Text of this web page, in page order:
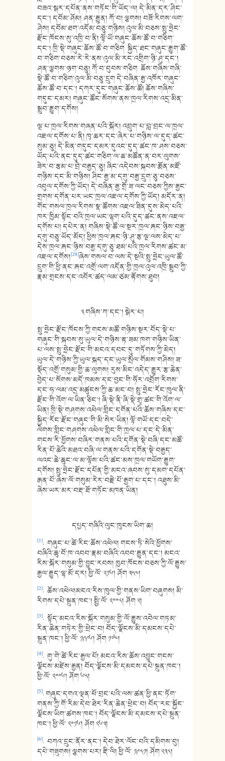
བཟའ་སྒར་དཔོན་ནས་གཏོང་གི་ཡོད་ལ། དེ་མིན་དར་ཤིང་
དང་། དབོམ་ཤོམ། ཤན་རྒྱུན། ཀོ་བ། ལྕགས། བཟོ་རིགས་ལག་
ཤེས། དབོམ་ཐག་འདོམ་བཅུ་གཉིས། འུལ་མི་བཅས་སྤུ་ཧྲེང་
རྫོང་ཁོངས་སུ་འཁྲི་བ་ནི། ལྟོ་ཡོ་གཞུང་ཆོས་ཚོ་བ་གཅིག་
དང་། ཁྲི་སྡེ་གཞུང་ཆོས་ཚོ་བ་གཅིག སྐྱིད་ཐང་གཞུང་རྒྱུག་ཚོ་
བ་གཅིག་བཅས་རེ་རེ་ནས་འུལ་མི་རང་འགྲིག་ཉི་ཤུ་དང་།
ཤན་ལྕགས་ཉག་བཅུ། ཀོ་བ་བུབས་གཅིག ཆོས་གཞིས་གཞི་
སྡེ་ཚོ་བ་གཅིག་འུལ་མི་བཅུ་དྲུག དེ་བཞིན་རྒྱ་འཁོར་གཞུང་
ཆོས་ཚོ་བ་དང་། དཀར་དུང་གཞུང་ཆོས་ཚོ། ཆོས་གཞིས་
གདུང་དམར། གཞུང་ཚོང་སོགས་ནས་ཁྲལ་རིགས་འདྲ་མིན་
སྒྲུབ་རྒྱུག་དགོས།
ལྔ་པ་ཁྲལ་རིགས་གཞན་པའི་སྐོར། འབྲུག་པ་བླ་བྲང་ལ་ཁྲལ་
འཇལ་དགོས་པ་ནི། ཁྭ་ཆར་དང་ཞེར་པ་གཉིས་ལ་དུད་ཚང་
སུམ་ཅུ། དེ་མིན་གདུང་དམར་དུའང་དུད་ཚང་ཁ་ཤས་བཅས་
ཡོད་པའི་ནང་དུད་ཚང་གཅིག་ལ་ཆ་མཚོན་ན་བར་ལུགས་
ཟེར་བ་རྩམ་པ་བྲེ་བརྒྱད་ཅུ། ཞིང་འདེབས་སྐབས་རྨོན་མཛོ་
གཉིས་དང་མི་གཉིས། ཤིང་རྒྱ་མ་དགུ་བརྒྱ་དྲུག་ཅུ་བཅས་
འབུལ་དགོས་ཀྱི་ཡོད། དེ་བཞིན་རྒྱ་གྲོ་ཟ་ལང་བཅས་ཀྱིས་རྒྱང་
གྲགས་དགོན་པར་ཡང་ཁྲལ་འཇལ་དགོས་ཀྱི་ཡོད། མདོར་ན།
གོང་གསལ་ཁྲལ་རིགས་སྣ་ཚོགས་འཇལ་ཟིན་དུས་མེད་པའི་
ཁར་ཁྱིམ་སྟོང་བའི་ཁྲལ་ཡང་ལྷག་པའི་དུད་ཚང་ནས་འཇལ་
དགོས་པ། དཔེར་ན། གཞིས་སྡེ་ཚོ་ལ་སྔར་ཁྲལ་རྐང་ཉིས་བརྒྱ་
དགུ་བཅུ་ཡོད་མོད། ཕྱིས་ཁྲལ་རྐང་ཉི་ཤུ་རྩ་ལྔ་ལས་མེད་པ་
དེས་ཁྲལ་རྐང་ཉིས་བརྒྱ་དགུ་ཅུ་ཐམ་པའི་ཁྲལ་རིགས་ཚང་མ་
འཇལ་དགོས།[28]ཞེས་གསལ་བ་ལས་དེ་སྔའི་སྤུ་ཧྲེང་ཡུལ་ཚོ་
དྲུག་གི་ཕྱི་ནང་རྐང་འགྲོ་ལག་འདོན་གྱི་ཁྲལ་འུལ་འཁྲི་སྒྲུབ་ཀྱི་
རྣམ་གྲངས་དང་འབོར་ཚད་ལམ་ཙམ་རྟོགས་ཐུབ།
༣ གཞིས་ཀ་དང་། སྒེར་པ།
སྤུ་ཧྲེང་རྫོང་ཁོངས་ཀྱི་གངས་མཚོ་གཉིས་སྔར་བོད་སྡེ་པ་
གཞུང་གི་སྐབས་སུ་ཡུལ་དེ་གཉིས་རྟ་ཟམ་ཁག་གཉིས་ཡིན་
པ་ལས་སྤུ་ཧྲེང་རྫོང་གི་མངའ་དབང་དུ་གཏོགས་ཀྱི་མེད།
ཡུལ་དེ་གཉིས་ཀྱི་ཡུལ་སྐད་དང་ཡུལ་སྲོལ་གོམས་གཤིས། ཟ་
སྡོད་འགྲོ་གསུམ་གྱི་ཆ་ལུགས། རུས་མིང་འདེད་རྒྱུར་རྩ་ཆེན་
བྱེད་པ་སོགས་མདོ་ཁམས་དང་བྱང་གི་ཧོར་འབྲོག་རིགས་
དང་ཧ་ལམ་འདྲ་མཚུངས་ཀྱི་ཆ་མང་བ། སྤུ་ཧྲེང་རོང་ཁུལ་ནི་
རྫོང་གི་འོག་ལ་ཡིན་ཅིང་། ཞི་སྡེ་ནི་ཞི་སྡེ་གྲྭ་ཚང་གི་འོག་ལ་
ཡིན། ཁྲི་སྡེ་གཤགས་འཕེལ་གླིང་དགོན་པའི་ཆོས་གཞིས་དང་
སྐྱིད་རོང་རྫོང་གཞུང་གི་མི་སེར་ཡིན། ལྟོ་གཡོ་དང་བདེ་
ལེགས་གླིང་གཤགས་འཕེལ་གླིང་གི་ཁྲལ་པ་དང་དེ་མིན་
གངས་རི་ཕྱོགས་བཞིར་གནས་པའི་དགོན་སྡེ་བཞི་དང་མཚོ་
རིན་པོ་ཆེའི་མཐའ་བཞི་ལ་གནས་པའི་དགོན་སྡེ་བརྒྱད་
ལའང་ཆེ་ཆུང་ལ་མ་ལྟོས་པའི་ཚང་མས་ཁྲལ་གཡོག་རྒྱུག་
དགོས། སྤུ་ཧྲེང་རྫོང་དཔོན་གྱི་མངའ་ཞབས་སུ་དམག་དཔོན་
རྒན་པོ་ཞེས་ལོ་གསུམ་རེར་བརྗེ་པོ་རྒྱག་པ་དང་། འཐུས་མི་
ཞེས་ཡར་མར་བརྡ་ཐོ་གཏོང་མཁན་ཡིན།
དཔྱད་གཞིའི་ལུང་ཁུངས་ཡིག་ཆ།
[1]. གཞུང་པ་ཚེ་རིང་ཆོས་འཕེལ། གངས་ཏི་སེའི་ཕྱོགས་
བཞིའི་ཆུ་བོ་ཁ་འབབ་རྣམ་བཞིའི་འབབ་རྒྱུན་དང་། མངའ་
རིས་སྐོར་གསུམ་གྱི་བྱུང་རབས། ཁྱབ་ཁོངས་བཅས་ཀྱི་ལོ་རྒྱུས་
རྒྱལ་རྒྱུད་ལྷ་མོ་དར། ཕྱི་ལོ་ ༢༡༦། ཤོག ༣༥༤།
[2]. ཆོས་འཕེལ།མངའ་རིས་ཁུལ་གྱི་གནས་ཡིག་བཞུགས། མི་
རིགས་དཔེ་སྐྲུན་ཁང་། སྤྱི་ལོ་ ༢༠༠༨། ཤོག ༢།
[3]. སྟོད་མངའ་རིས་སྐོར་གསུམ་གྱི་ལོ་རྒྱུས་འབེལ་གཏམ་
རིན་ཆེན་གཏེར་གྱི་ཕྲེང་བ། བོད་ལྗོངས་མི་དམངས་དཔེ་
སྐྲུན་ཁང་། ཕྱི་ལོ་ ༡༩༩༦། ཤོག ༡༧༤།
[4]. གུ་གེ་ཚེ་རིང་རྒྱལ་པོ། མངའ་རིས་ཆོས་འབྱུང་གངས་
ལྗོངས་མཛེས་རྒྱན། བོད་ལྗོངས་མི་དམངས་དཔེ་སྐྲུན་ཁང་།
ཕྱི་ལོ་ ༢༠༠༦། ཤོག ༦༥།
[5]. གཞུང་དགའ་ལྡན་ཕོ་བྲང་པའི་ལས་ཚན་ཕྱི་ནང་ཏོག་
གནས་ཀྱི་གོ་རིམ་དེབ་ཐེར་རིན་ཆེན་ཕྲེང་བ། བོད་རང་སྐྱོང་
ལྗོངས་ཡིག་ཚགས་ཁང་། བོད་ལྗོངས་མི་དམངས་དཔེ་སྐྲུན་
ཁང་། ཕྱི་ལོ་ ༢༠༡༦། ཤོག ༢༦༣།
[6]. བཀའ་དྲུང་ནོར་ནང་། དེབ་ཐེར་ལོང་བའི་དམིགས་བུ།
དཔེ་གཟུགས། ལྕགས་པར། རྡི་ལི། ཕྱི་ལོ་ ༡༩༨༡། ཤོག ༢༣༨།